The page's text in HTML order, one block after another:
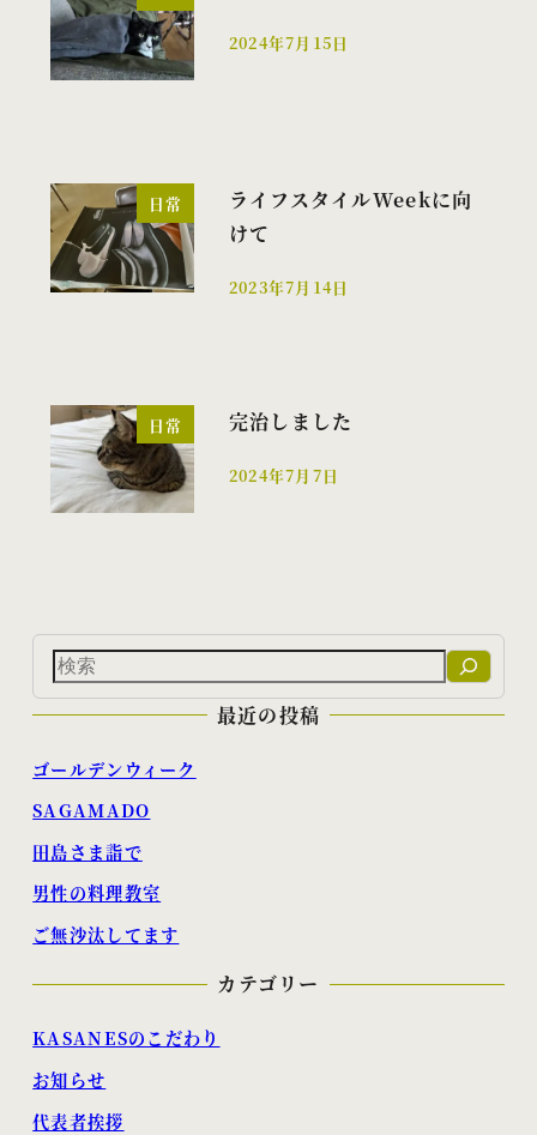
投稿日
2024年7月15日
日常
ライフスタイルWeekに向
けて
投稿日
2023年7月14日
日常 完治しました
投稿日
2024年7月7日
最近の投稿
ゴールデンウィーク
SAGAMADO
田島さま詣で
男性の料理教室
ご無沙汰してます
カテゴリー
KASANESのこだわり
お知らせ
代表者挨拶